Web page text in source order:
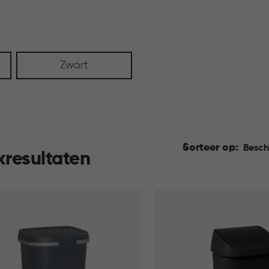
Zwart
Sorteer op: